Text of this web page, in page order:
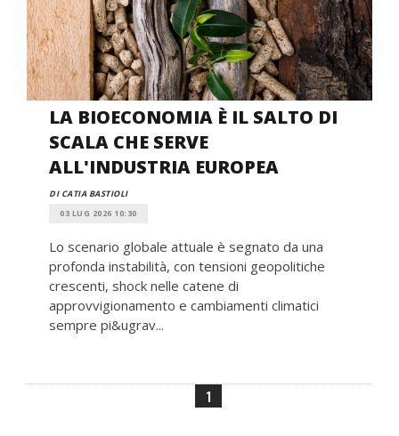
LA BIOECONOMIA È IL SALTO DI
SCALA CHE SERVE
ALL'INDUSTRIA EUROPEA
DI CATIA BASTIOLI
03 LUG 2026 10:30
Lo scenario globale attuale è segnato da una
profonda instabilità, con tensioni geopolitiche
crescenti, shock nelle catene di
approvvigionamento e cambiamenti climatici
sempre pi&ugrav...
1